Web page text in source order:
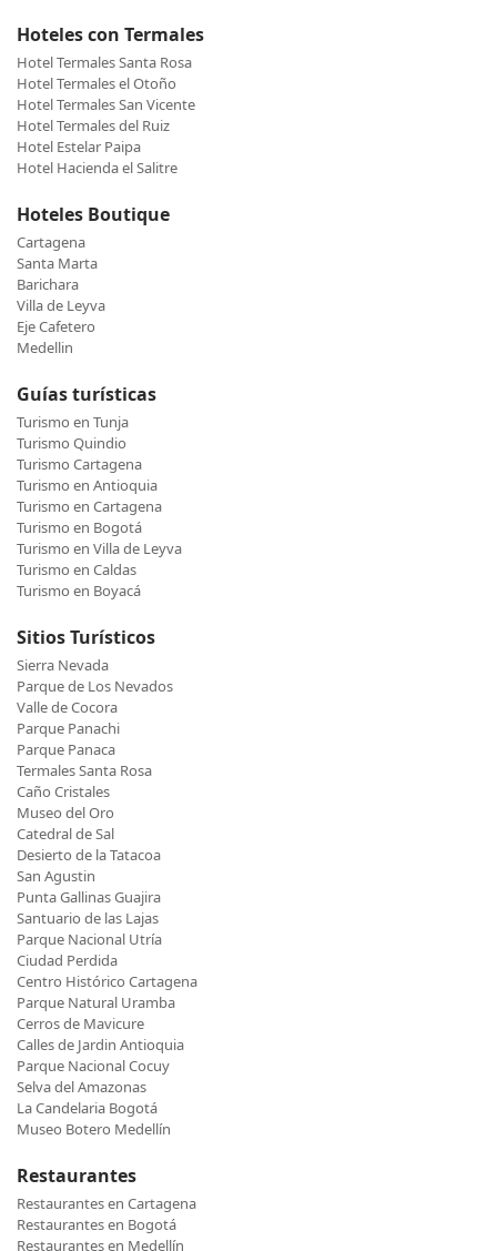
Hoteles con Termales
Hotel Termales Santa Rosa
Hotel Termales el Otoño
Hotel Termales San Vicente
Hotel Termales del Ruiz
Hotel Estelar Paipa
Hotel Hacienda el Salitre
Hoteles Boutique
Cartagena
Santa Marta
Barichara
Villa de Leyva
Eje Cafetero
Medellin
Guías turísticas
Turismo en Tunja
Turismo Quindio
Turismo Cartagena
Turismo en Antioquia
Turismo en Cartagena
Turismo en Bogotá
Turismo en Villa de Leyva
Turismo en Caldas
Turismo en Boyacá
Sitios Turísticos
Sierra Nevada
Parque de Los Nevados
Valle de Cocora
Parque Panachi
Parque Panaca
Termales Santa Rosa
Caño Cristales
Museo del Oro
Catedral de Sal
Desierto de la Tatacoa
San Agustin
Punta Gallinas Guajira
Santuario de las Lajas
Parque Nacional Utría
Ciudad Perdida
Centro Histórico Cartagena
Parque Natural Uramba
Cerros de Mavicure
Calles de Jardin Antioquia
Parque Nacional Cocuy
Selva del Amazonas
La Candelaria Bogotá
Museo Botero Medellín
Restaurantes
Restaurantes en Cartagena
Restaurantes en Bogotá
Restaurantes en Medellín